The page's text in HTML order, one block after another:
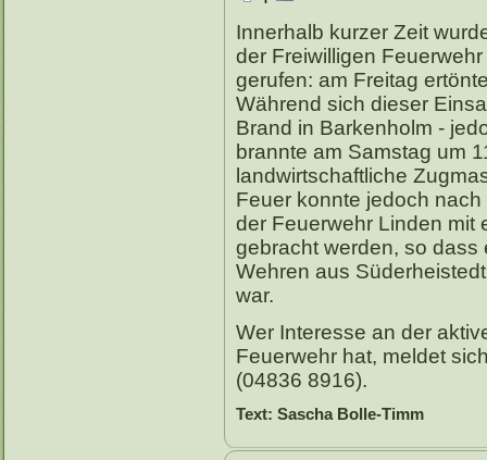
Innerhalb kurzer Zeit
der Freiwilligen
gerufen: am Freitag
Während sich dieser
Brand in Barkenholm -
brannte am Samstag um
landwirtschaftliche
Feuer konnte jedoch
der Feuerwehr Linden mit
gebracht werden, so
Wehren aus
war.
Wer Interesse an der
Feuerwehr hat, meldet
(04836 8916).
Text: Sascha Bolle-Timm